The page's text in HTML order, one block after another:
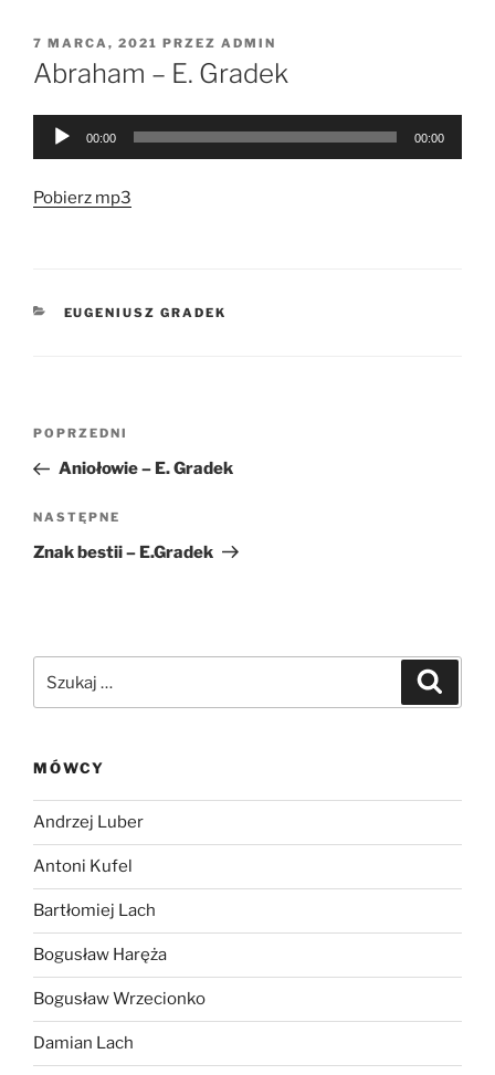
OPUBLIKOWANE
W
7 MARCA, 2021 PRZEZ ADMIN
Abraham – E. Gradek
Odtwarzacz
00:00 00:00
Pobierz mp3
KATEGORIE
EUGENIUSZ GRADEK
Nawigacja
Poprzedni
wpis
POPRZEDNI
Aniołowie – E. Gradek
Następny
wpis
NASTĘPNE
Znak bestii – E.Gradek
MÓWCY
Andrzej Luber
Antoni Kufel
Bartłomiej Lach
Bogusław Haręża
Bogusław Wrzecionko
Damian Lach